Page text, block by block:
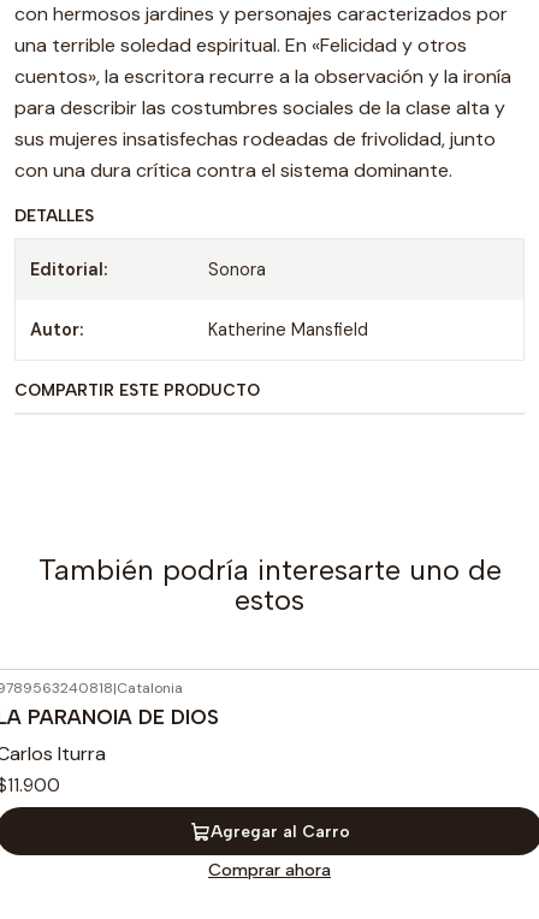
con hermosos jardines y personajes caracterizados por
una terrible soledad espiritual. En «Felicidad y otros
cuentos», la escritora recurre a la observación y la ironía
para describir las costumbres sociales de la clase alta y
sus mujeres insatisfechas rodeadas de frivolidad, junto
con una dura crítica contra el sistema dominante.
DETALLES
Editorial: Sonora
Autor: Katherine Mansfield
COMPARTIR ESTE PRODUCTO
También podría interesarte uno de
estos
|Catalonia
PARANOIA DE DIOS
Iturra
Agregar al Carro
Comprar ahora